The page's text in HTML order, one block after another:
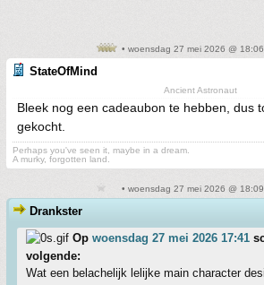
• woensdag 27 mei 2026 @
StateOfMind
Ancient Astronaut
Bleek nog een cadeaubon te hebben, dus
gekocht.
Perhaps you've seen it, maybe in a dream.
A murky, forgotten land.
• woensdag 27 mei 2026 @
Drankster
Op woensdag 27 mei 2026 17:41
volgende:
Wat een belachelijk lelijke main character